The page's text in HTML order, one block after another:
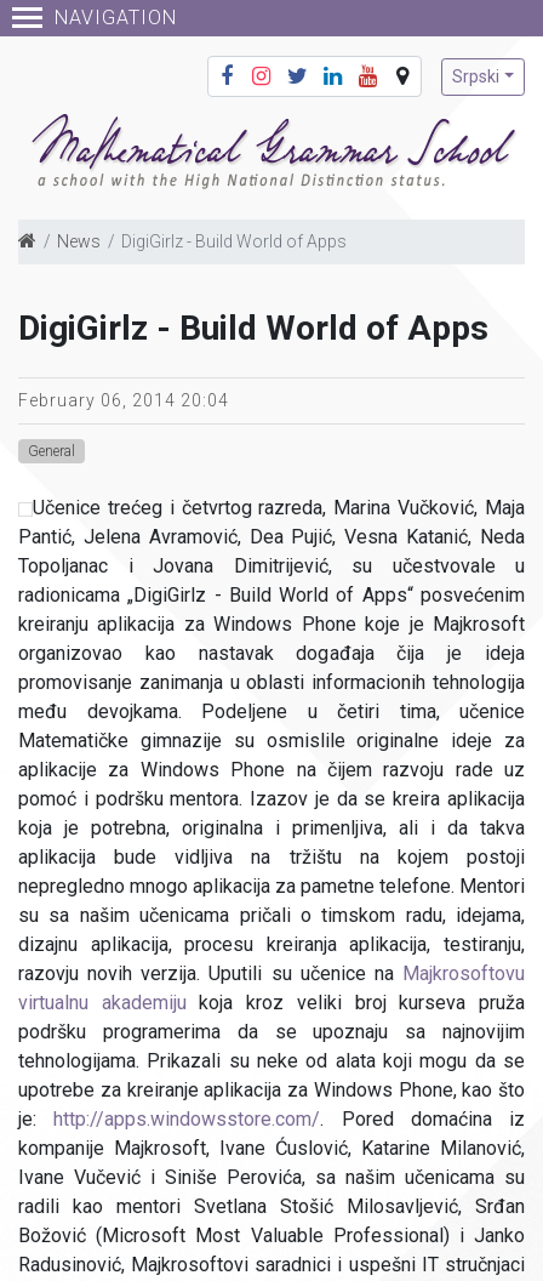
NAVIGATION
Srpski
News DigiGirlz - Build World of Apps
DigiGirlz - Build World of Apps
February 06, 2014 20:04
General
Učenice trećeg i četvrtog razreda, Marina Vučković, Maja
Pantić, Jelena Avramović, Dea Pujić, Vesna Katanić, Neda
Topoljanac i Jovana Dimitrijević, su učestvovale u
radionicama „DigiGirlz - Build World of Apps“ posvećenim
kreiranju aplikacija za Windows Phone koje je Majkrosoft
organizovao kao nastavak događaja čija je ideja
promovisanje zanimanja u oblasti informacionih tehnologija
među devojkama. Podeljene u četiri tima, učenice
Matematičke gimnazije su osmislile originalne ideje za
aplikacije za Windows Phone na čijem razvoju rade uz
pomoć i podršku mentora. Izazov je da se kreira aplikacija
koja je potrebna, originalna i primenljiva, ali i da takva
aplikacija bude vidljiva na tržištu na kojem postoji
nepregledno mnogo aplikacija za pametne telefone. Mentori
su sa našim učenicama pričali o timskom radu, idejama,
dizajnu aplikacija, procesu kreiranja aplikacija, testiranju,
razovju novih verzija. Uputili su učenice na Majkrosoftovu
virtualnu akademiju koja kroz veliki broj kurseva pruža
podršku programerima da se upoznaju sa najnovijim
tehnologijama. Prikazali su neke od alata koji mogu da se
upotrebe za kreiranje aplikacija za Windows Phone, kao što
je:http://apps.windowsstore.com/. Pored domaćina iz
kompanije Majkrosoft, Ivane Ćuslović, Katarine Milanović,
Ivane Vučević i Siniše Perovića, sa našim učenicama su
radili kao mentori Svetlana Stošić Milosavljević, Srđan
Božović (Microsoft Most Valuable Professional) i Janko
Radusinović, Majkrosoftovi saradnici i uspešni IT stručnjaci